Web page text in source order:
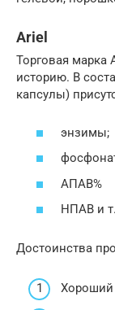
Ariel
Торговая марка
историю. В
капсулы)
энзимы;
АПАВ%
НПАВ и
Достоинства
Хороший